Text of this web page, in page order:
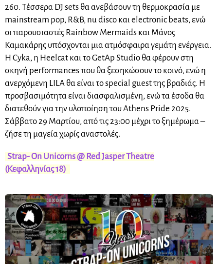
260. Τέσσερα DJ sets θα ανεβάσουν τη θερμοκρασία με
mainstream pop, R&B, nu disco και electronic beats, ενώ
οι παρουσιαστές Rainbow Mermaids και Μάνος
Καμακάρης υπόσχονται μια ατμόσφαιρα γεμάτη ενέργεια.
Η Cyka, η Heelcat και το GetAp Studio θα φέρουν στη
σκηνή performances που θα ξεσηκώσουν το κοινό, ενώ η
ανερχόμενη LILA θα είναι το special guest της βραδιάς. Η
προσβασιμότητα είναι διασφαλισμένη, ενώ τα έσοδα θα
διατεθούν για την υλοποίηση του Athens Pride 2025.
Σάββατο 29 Μαρτίου, από τις 23:00 μέχρι το ξημέρωμα –
ζήσε τη μαγεία χωρίς αναστολές.
Strap- On Unicorns @ Red Jasper Theatre
(Κεφαλληνίας 18)